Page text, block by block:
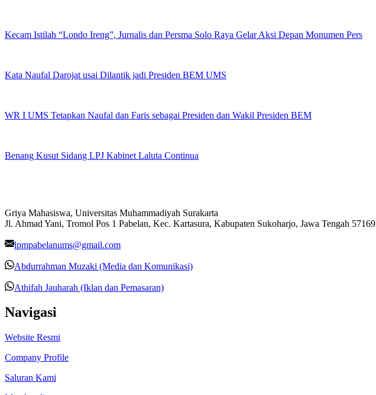
Kecam Istilah “Londo Ireng”, Jurnalis dan Persma Solo Raya Gelar Aksi Depan Monumen Pers
Kata Naufal Darojat usai Dilantik jadi Presiden BEM UMS
WR I UMS Tetapkan Naufal dan Faris sebagai Presiden dan Wakil Presiden BEM
Benang Kusut Sidang LPJ Kabinet Laluta Continua
Griya Mahasiswa, Universitas Muhammadiyah Surakarta
Jl. Ahmad Yani, Tromol Pos 1 Pabelan, Kec. Kartasura, Kabupaten Sukoharjo, Jawa Tengah 57169
lpmpabelanums@gmail.com
Abdurrahman Muzaki (Media dan Komunikasi)
Athifah Jauharah (Iklan dan Pemasaran)
Navigasi
Website Resmi
Company Profile
Saluran Kami